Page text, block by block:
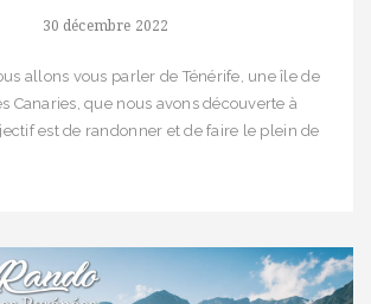
30 décembre 2022
allons vous parler de Ténérife, une île de
Canaries, que nous avons découverte à
est de randonner et de faire le plein de